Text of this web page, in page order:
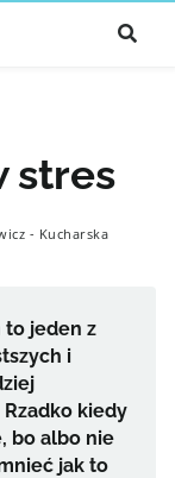
stres
- Kucharska
to jeden z
i
kiedy
bo albo nie
jak to